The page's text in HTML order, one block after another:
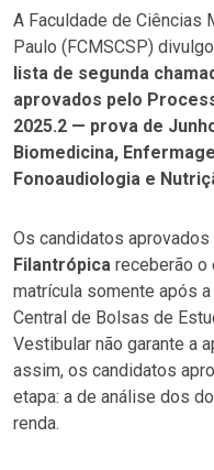
A Faculdade de Ciências
Paulo (FCMSCSP)
lista de segunda
aprovados pelo
2025.2 — prova de
Biomedicina,
Fonoaudiologia e
Os candidatos aprovados
Filantrópica receberão o
matrícula somente após
Central de Bolsas de
Vestibular não garante a
assim, os candidatos
etapa: a de análise dos
renda.